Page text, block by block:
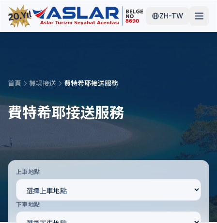
ZH-TW
首頁 機場接送 費特希耶接送服務
費特希耶接送服務
上車地點
下車地點